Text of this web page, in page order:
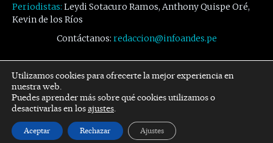
Periodistas: Leydi Sotacuro Ramos, Anthony Quispe Oré,
Kevin de los Ríos
Contáctanos: redaccion@infoandes.pe
Síguenos
Facebook Twitter Youtube
Utilizamos cookies para ofrecerte la mejor experiencia en
nuestra web.
Puedes aprender más sobre qué cookies utilizamos o
desactivarlas en losajustes.
Aceptar Rechazar Ajustes